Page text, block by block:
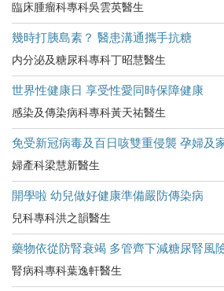
臨床腫瘤科專科吳雲英醫生
幾時打胰島素？ 醫患溝通攜手抗糖
内分泌及糖尿科專科丁昭慧醫生
世界性健康日 享受性愛同時保障健康
感染及傳染病科專科黃天祐醫生
免受新冠病毒及百日咳雙重侵襲 孕婦及
婦產科梁慧新醫生
開學啦 幼兒做好健康準備嚴防傳染病
兒科專科洪之韻醫生
藥物依從防腎衰竭 多管齊下減糖尿腎風
腎病科專科葉逸軒醫生